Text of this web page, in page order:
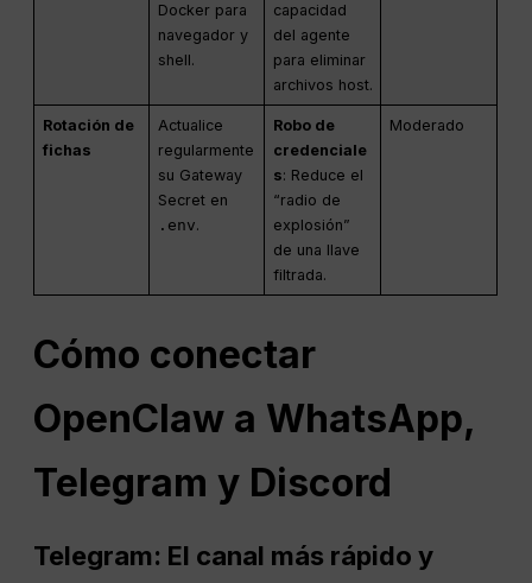
Docker para
navegador y
shell.
capacidad
del agente
para eliminar
archivos host.
Rotación de
fichas
Actualice
regularmente
su Gateway
Secret en
.env.
Robo de
credenciale
s: Reduce el
“radio de
explosión”
de una llave
filtrada.
Moderado
Cómo conectar
OpenClaw a WhatsApp,
Telegram y Discord
Telegram: El canal más rápido y